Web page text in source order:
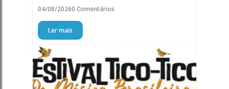
04/08/20260 Comentários
Ler mais